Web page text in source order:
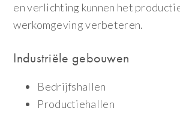
en verlichting kunnen het
werkomgeving verbeteren.
Industriële gebouwen
Bedrijfshallen
Productiehallen